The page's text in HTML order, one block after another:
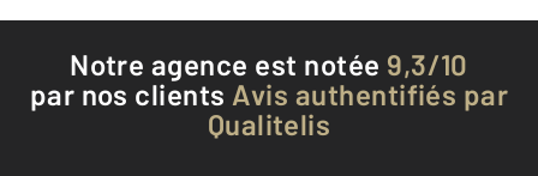
Notre agence est notée 9,3/10
par nos clients Avis authentifiés par
Qualitelis